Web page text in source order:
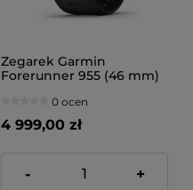
Zegarek Garmin
Forerunner 955 (46 mm)
0 ocen
4 999,00 zł
- +